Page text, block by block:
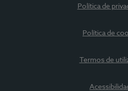
Política de
Política de
Termos de